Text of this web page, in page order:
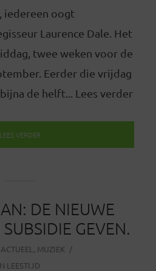
iedereen oogt
Laurence Dale. Het
twee weken voor de
Eerder die vrijdag
de helft... Lees verder
LEES VERDER
DE NIEUWE
GEVEN.
ACTUEEL , MUZIEK
LEESTIJD